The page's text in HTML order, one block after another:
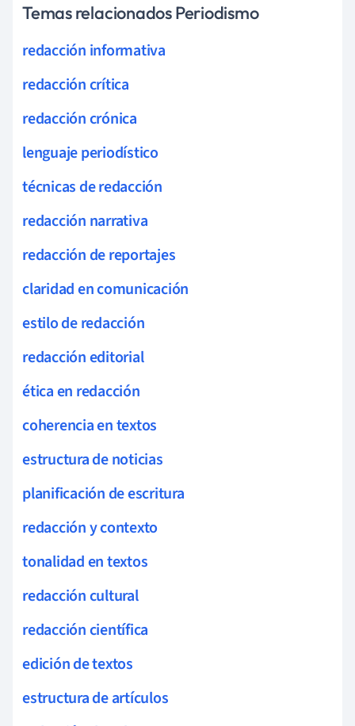
Temas relacionados Periodismo
redacción informativa
redacción crítica
redacción crónica
lenguaje periodístico
técnicas de redacción
redacción narrativa
redacción de reportajes
claridad en comunicación
estilo de redacción
redacción editorial
ética en redacción
coherencia en textos
estructura de noticias
planificación de escritura
redacción y contexto
tonalidad en textos
redacción cultural
redacción científica
edición de textos
estructura de artículos